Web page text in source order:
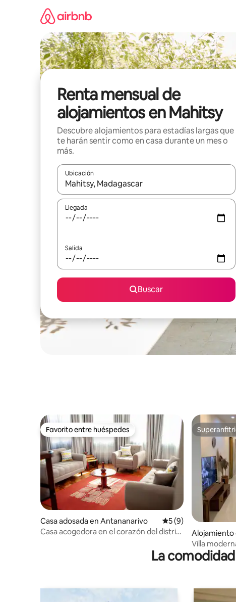
Renta mensual de
alojamientos en Mahitsy
Descubre alojamientos para estadías largas que
te harán sentir como en casa durante un mes o
más.
Ubicación
Cuando los resultados estén disponibles, navega
Llegada
Salida
Buscar
Favorito entre huéspedes
Favorito entre huéspedes
Casa adosada en Antananarivo Calificación
5 (9)
Casa acogedora en el corazón del distrito
Alojamiento
Villa
del día, los 7
La